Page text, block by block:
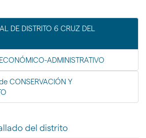
DE DISTRITO 6 CRUZ DEL
ADMINISTRATIVO
CONSERVACIÓN Y
del distrito